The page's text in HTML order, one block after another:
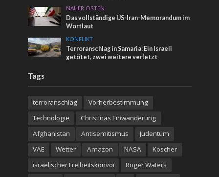
NAHER OSTEN
Das vollständige US-Iran-Memorandum im
Wortlaut
KONFLIKT
Terroranschlag in Samaria: Ein Israeli
getötet, zwei weitere verletzt
Tags
terroranschlag
Vorherbestimmung
Technologie
Christinas Einwanderung
Afghanistan
Antisemitismus
Judentum
VAE
Wetter Amazon NASA
Koscher
israelischer Freiheitskonvoi
Roger Waters